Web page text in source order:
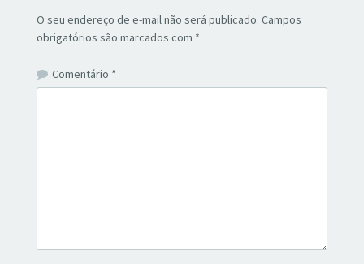
O seu endereço de e-mail não será publicado. Campos
obrigatórios são marcados com *
Comentário *